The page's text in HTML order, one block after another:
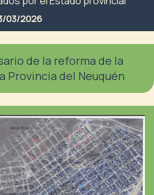
03/2026
de la reforma de la
Provincia del Neuquén